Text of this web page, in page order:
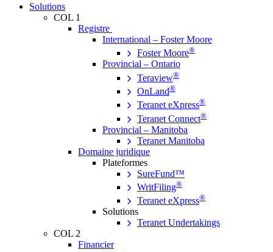
Solutions
COL 1
Registre
International – Foster Moore
Foster Moore®
Provincial – Ontario
Teraview®
OnLand®
Teranet eXpress®
Teranet Connect®
Provincial – Manitoba
Teranet Manitoba
Domaine juridique
Plateformes
SureFund™
WritFiling®
Teranet eXpress®
Solutions
Teranet Undertakings
COL 2
Financier